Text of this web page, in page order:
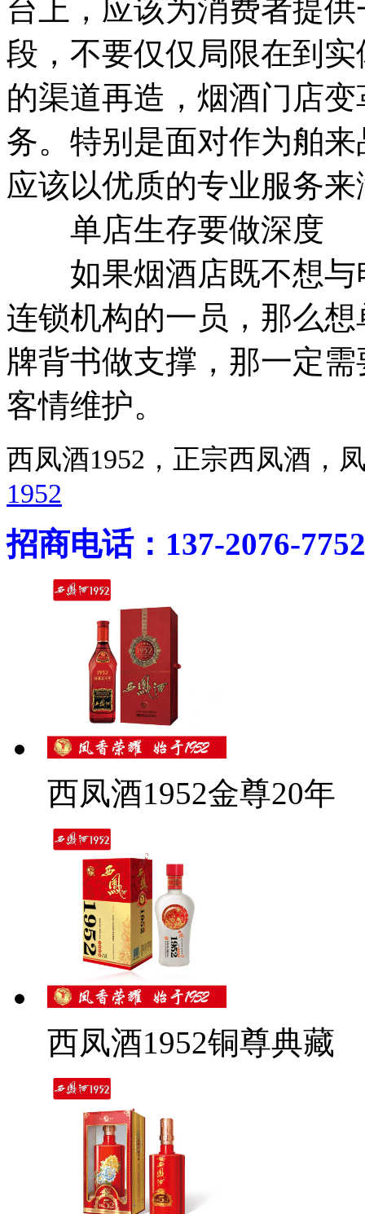
台上，应该为消费者提
段，不要仅仅局限在到
的渠道再造，烟酒门店
务。特别是面对作为舶
应该以优质的专业服务
单店生存要做深度
如果烟酒店既不想与
连锁机构的一员，那么
牌背书做支撑，那一定
客情维护。
西凤酒1952，正宗西凤酒
1952
招商电话：137-2076-7752
西凤酒1952金尊20年
西凤酒1952铜尊典藏